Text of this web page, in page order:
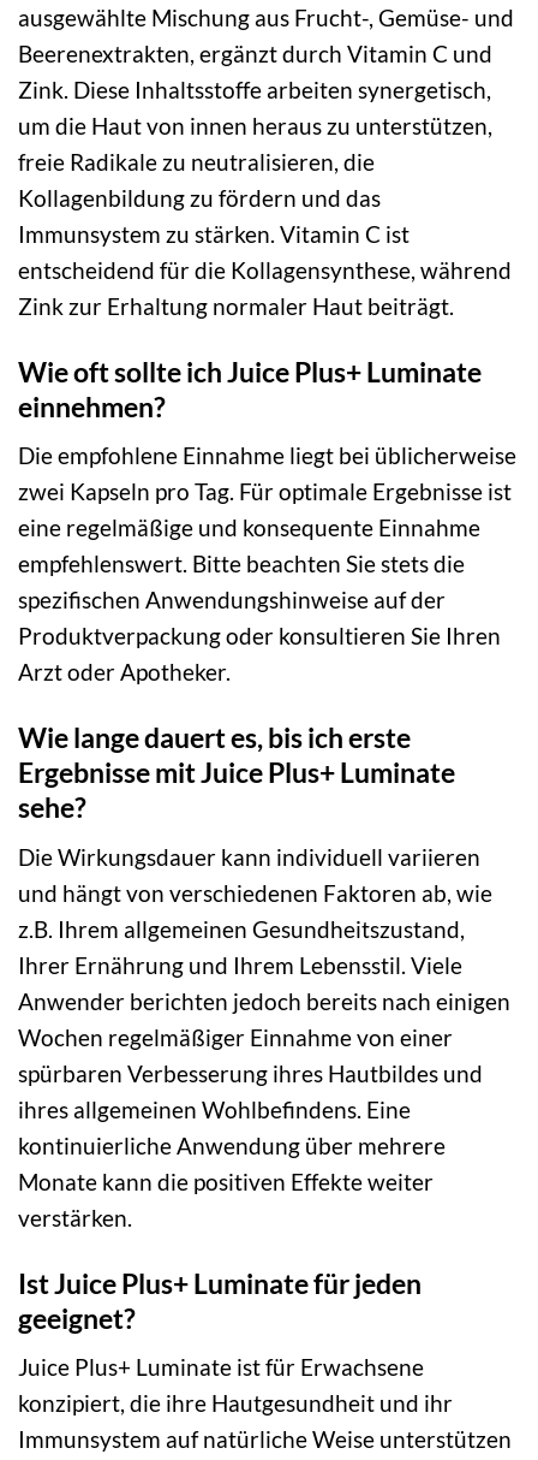
ausgewählte Mischung aus Frucht-, Gemüse- und
Beerenextrakten, ergänzt durch Vitamin C und
Zink. Diese Inhaltsstoffe arbeiten synergetisch,
um die Haut von innen heraus zu unterstützen,
freie Radikale zu neutralisieren, die
Kollagenbildung zu fördern und das
Immunsystem zu stärken. Vitamin C ist
entscheidend für die Kollagensynthese, während
Zink zur Erhaltung normaler Haut beiträgt.
Wie oft sollte ich Juice Plus+ Luminate
einnehmen?
Die empfohlene Einnahme liegt bei üblicherweise
zwei Kapseln pro Tag. Für optimale Ergebnisse ist
eine regelmäßige und konsequente Einnahme
empfehlenswert. Bitte beachten Sie stets die
spezifischen Anwendungshinweise auf der
Produktverpackung oder konsultieren Sie Ihren
Arzt oder Apotheker.
Wie lange dauert es, bis ich erste
Ergebnisse mit Juice Plus+ Luminate
sehe?
Die Wirkungsdauer kann individuell variieren
und hängt von verschiedenen Faktoren ab, wie
z.B. Ihrem allgemeinen Gesundheitszustand,
Ihrer Ernährung und Ihrem Lebensstil. Viele
Anwender berichten jedoch bereits nach einigen
Wochen regelmäßiger Einnahme von einer
spürbaren Verbesserung ihres Hautbildes und
ihres allgemeinen Wohlbefindens. Eine
kontinuierliche Anwendung über mehrere
Monate kann die positiven Effekte weiter
verstärken.
Ist Juice Plus+ Luminate für jeden
geeignet?
Juice Plus+ Luminate ist für Erwachsene
konzipiert, die ihre Hautgesundheit und ihr
Immunsystem auf natürliche Weise unterstützen